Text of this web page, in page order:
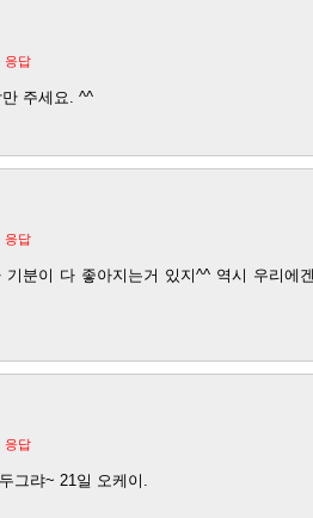
응답
주세요. ^^
응답
기분이 다 좋아지는거 있지^^ 역시 우리에
응답
그랴~ 21일 오케이.